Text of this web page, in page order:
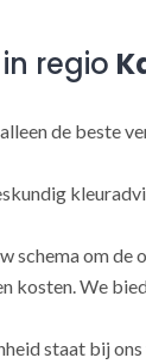
regio
de beste
schema om de
kosten. We
staat bij